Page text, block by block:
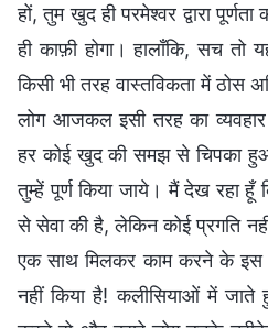
हों, तुम खुद ही परमेश्वर द्वारा
ही काफ़ी होगा। हालाँकि, सच तो
किसी भी तरह वास्तविकता में ठोस
लोग आजकल इसी तरह का
हर कोई खुद की समझ से चिपका
तुम्हें पूर्ण किया जाये। मैं देख रहा
से सेवा की है, लेकिन कोई प्रगति
एक साथ मिलकर काम करने के
नहीं किया है! कलीसियाओं में